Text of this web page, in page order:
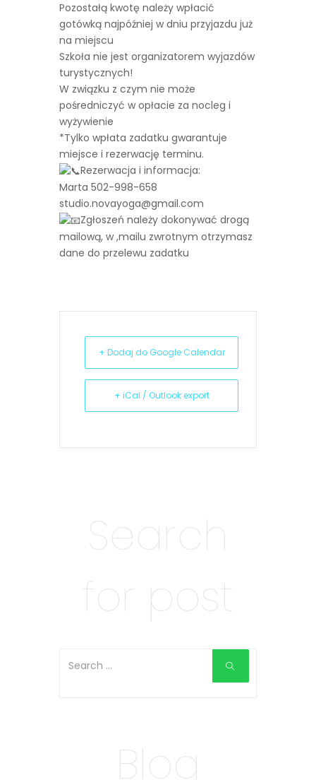
Pozostałą kwotę należy wpłacić
gotówką najpóźniej w dniu przyjazdu już
na miejscu
Szkoła nie jest organizatorem wyjazdów
turystycznych!
W związku z czym nie może
pośredniczyć w opłacie za nocleg i
wyżywienie
*Tylko wpłata zadatku gwarantuje
miejsce i rezerwację terminu.
Rezerwacja i informacja:
Marta 502-998-658
studio.novayoga@gmail.com
Zgłoszeń należy dokonywać drogą
mailową, w ,mailu zwrotnym otrzymasz
dane do przelewu zadatku
+ Dodaj do Google Calendar
+ iCal / Outlook export
Search
for post
Blog